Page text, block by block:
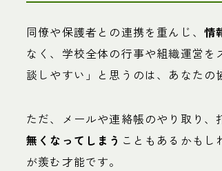
同僚や保護者との連携を重んじ、 情
なく、学校全体の行事や組織運営
談しやすい」と思うのは、あなたの
ただ、メールや連絡帳のやり取り、
無くなってしまう こともあるかもし
が羨む才能です。